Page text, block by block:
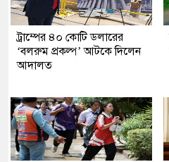
ট্রাম্পের ৪০ কোটি ডলারের
‘বলরুম প্রকল্প’ আটকে দিলেন
আদালত